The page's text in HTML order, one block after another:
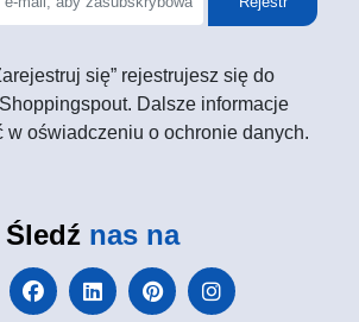
się” rejestrujesz się do
Dalsze informacje
w oświadczeniu o ochronie danych.
Śledź nas na